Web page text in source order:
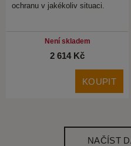
ochranu v jakékoliv situaci.
Není skladem
2 614 Kč
KOUPIT
NAČÍST